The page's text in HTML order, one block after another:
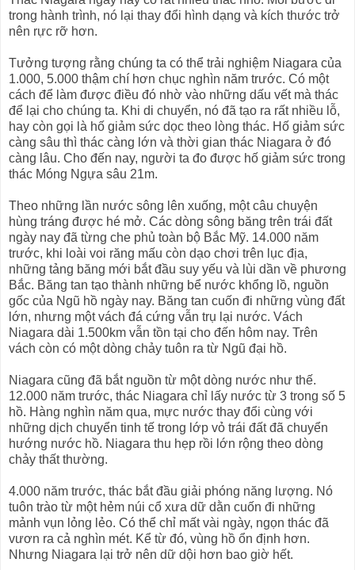
trong hành trình, nó lại thay đổi hình dạng và kích thước trở
nên rực rỡ hơn.
Tưởng tượng rằng chúng ta có thể trải nghiệm Niagara của
1.000, 5.000 thậm chí hơn chục nghìn năm trước. Có một
cách để làm được điều đó nhờ vào những dấu vết mà thác
để lại cho chúng ta. Khi di chuyển, nó đã tạo ra rất nhiều lỗ,
hay còn gọi là hố giảm sức dọc theo lòng thác. Hố giảm sức
càng sâu thì thác càng lớn và thời gian thác Niagara ở đó
càng lâu. Cho đến nay, người ta đo được hố giảm sức trong
thác Móng Ngựa sâu 21m.
Theo những lần nước sông lên xuống, một câu chuyện
hùng tráng được hé mở. Các dòng sông băng trên trái đất
ngày nay đã từng che phủ toàn bộ Bắc Mỹ. 14.000 năm
trước, khi loài voi răng mấu còn dạo chơi trên lục địa,
những tảng băng mới bắt đầu suy yếu và lùi dần về phương
Bắc. Băng tan tạo thành những bể nước khổng lồ, nguồn
gốc của Ngũ hồ ngày nay. Băng tan cuốn đi những vùng đất
lớn, nhưng một vách đá cứng vẫn trụ lại nước. Vách
Niagara dài 1.500km vẫn tồn tại cho đến hôm nay. Trên
vách còn có một dòng chảy tuôn ra từ Ngũ đại hồ.
Niagara cũng đã bắt nguồn từ một dòng nước như thế.
12.000 năm trước, thác Niagara chỉ lấy nước từ 3 trong số 5
hồ. Hàng nghìn năm qua, mực nước thay đổi cùng với
những dịch chuyển tinh tế trong lớp vỏ trái đất đã chuyển
hướng nước hồ. Niagara thu hẹp rồi lớn rộng theo dòng
chảy thất thường.
4.000 năm trước, thác bắt đầu giải phóng năng lượng. Nó
tuôn trào từ một hẻm núi cổ xưa dữ dằn cuốn đi những
mảnh vụn lỏng lẻo. Có thể chỉ mất vài ngày, ngọn thác đã
vươn ra cả nghìn mét. Kể từ đó, vùng hồ ổn định hơn.
Nhưng Niagara lại trở nên dữ dội hơn bao giờ hết.